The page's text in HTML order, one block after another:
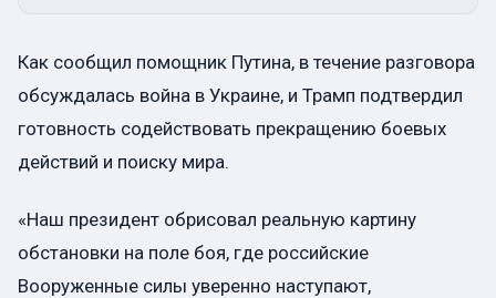
Как сообщил помощник Путина, в течение разговора
обсуждалась война в Украине, и Трамп подтвердил
готовность содействовать прекращению боевых
действий и поиску мира.
«Наш президент обрисовал реальную картину
обстановки на поле боя, где российские
Вооруженные силы уверенно наступают,